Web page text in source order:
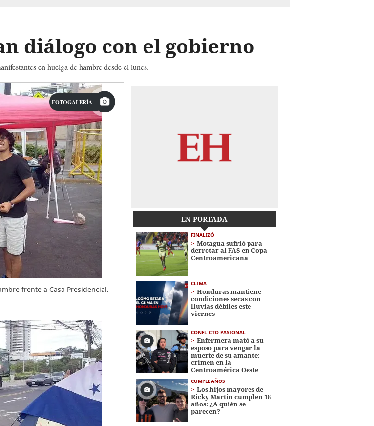
diálogo con el gobierno
en huelga de hambre desde el lunes.
FOTOGALERÍA
frente a Casa Presidencial.
EN PORTADA
FINALIZÓ
Motagua sufrió para
derrotar al FAS en Copa
Centroamericana
CLIMA
Honduras mantiene
condiciones secas con
lluvias débiles este
viernes
CONFLICTO PASIONAL
Enfermera mató a su
esposo para vengar la
muerte de su amante:
crimen en la
Centroamérica Oeste
CUMPLEAÑOS
Los hijos mayores de
Ricky Martin cumplen 18
años: ¿A quién se
parecen?